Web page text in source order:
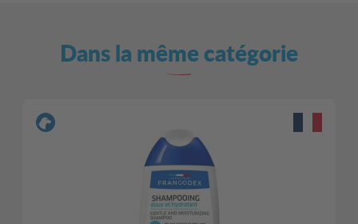
Dans la même catégorie